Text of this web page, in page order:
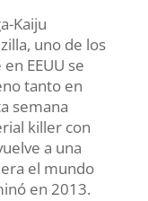
Kaiju
uno de los
EEUU se
tanto en
semana
killer con
a una
el mundo
en 2013.